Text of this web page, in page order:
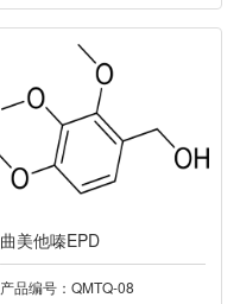
曲美他嗪EPD
产品编号：QMTQ-08